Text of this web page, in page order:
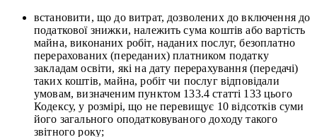
встановити, що до витрат, дозволених до включення до
податкової знижки, належить сума коштів або вартість
майна, виконаних робіт, наданих послуг, безоплатно
перерахованих (переданих) платником податку
закладам освіти, які на дату перерахування (передачі)
таких коштів, майна, робіт чи послуг відповідали
умовам, визначеним пунктом 133.4 статті 133 цього
Кодексу, у розмірі, що не перевищує 10 відсотків суми
його загального оподатковуваного доходу такого
звітного року;